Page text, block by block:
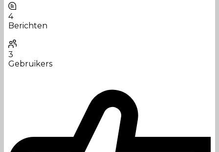
4
Berichten
3
Gebruikers